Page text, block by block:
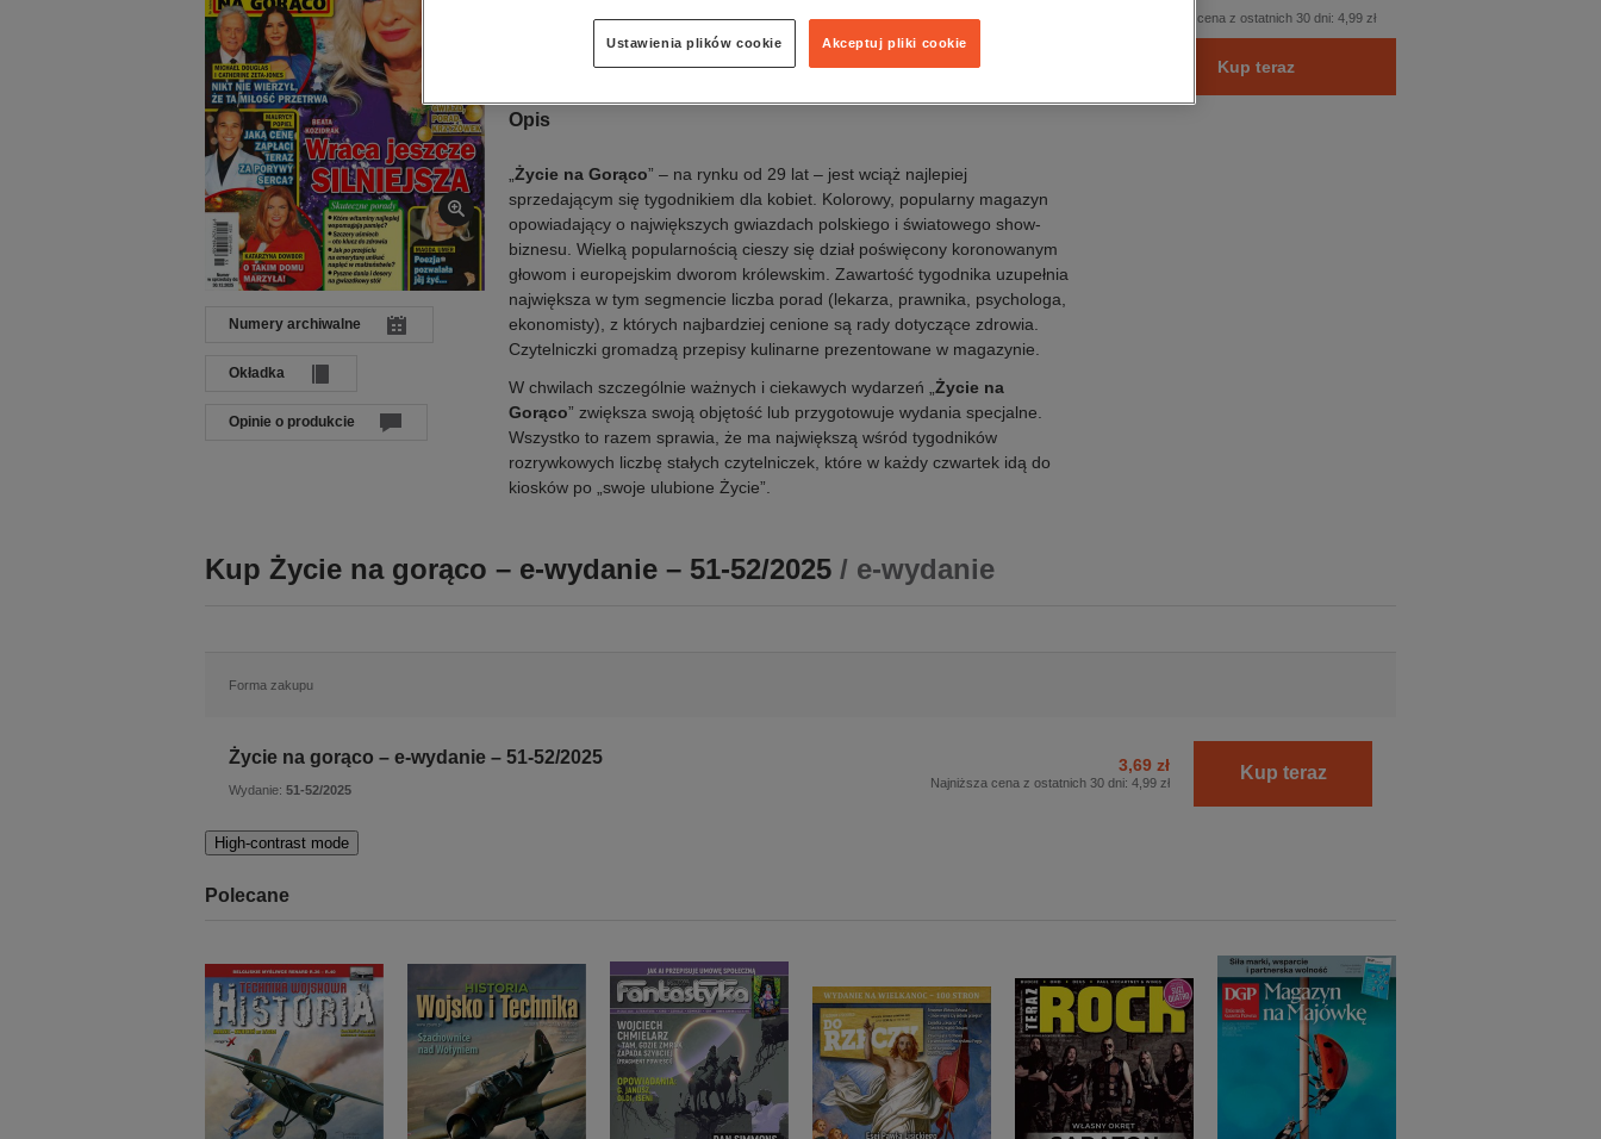
Numery archiwalne
Okładka
Opinie o produkcie
Opis
Życie na Gorąco” – na rynku od 29 lat – jest wciąż najlepiej
sprzedającym się tygodnikiem dla kobiet. Kolorowy, popularny magazyn
opowiadający o największych gwiazdach polskiego i światowego show-
biznesu. Wielką popularnością cieszy się dział poświęcony koronowanym
głowom i europejskim dworom królewskim. Zawartość tygodnika uzupełnia
największa w tym segmencie liczba porad (lekarza, prawnika, psychologa,
ekonomisty), z których najbardziej cenione są rady dotyczące zdrowia.
Czytelniczki gromadzą przepisy kulinarne prezentowane w magazynie.
W chwilach szczególnie ważnych i ciekawych wydarzeń „ Życie na
Gorąco” zwiększa swoją objętość lub przygotowuje wydania specjalne.
Wszystko to razem sprawia, że ma największą wśród tygodników
rozrywkowych liczbę stałych czytelniczek, które w każdy czwartek idą do
kiosków po „swoje ulubione Życie”.
Najniższa cena z ostatnich 30 dni: 4,99 zł
Kup teraz
Kup Życie na gorąco – e-wydanie – 51-52/2025 / e-wydanie
Forma zakupu
Życie na gorąco – e-wydanie – 51-52/2025
Wydanie: 51-52/2025
3,69 zł
Najniższa cena z ostatnich 30 dni: 4,99 zł Kup teraz
High-contrast mode
Polecane
Akceptuj pliki cookie
Ustawienia plików cookie